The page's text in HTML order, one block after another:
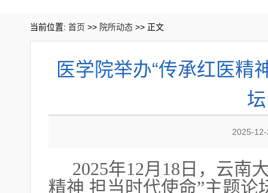
当前位置: 首页 >> 院所动态 >> 正文
医学院举办“传承红医精
坛
2025-
2025年12月18日，云南
精神 担当时代使命”主题论